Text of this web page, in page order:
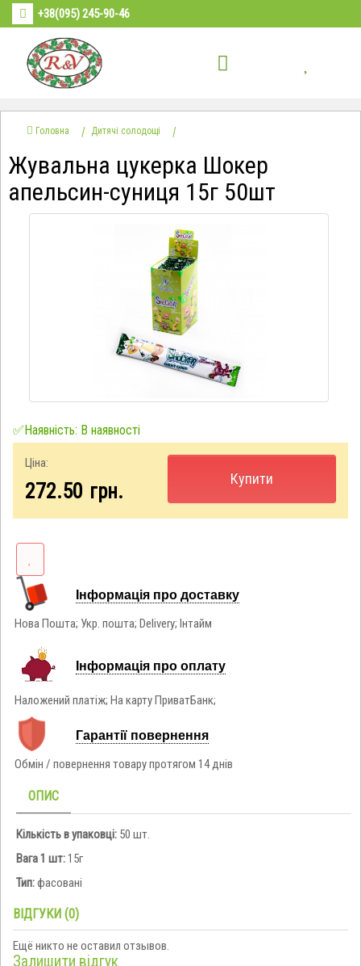
+38(095) 245-90-46
Головна Дитячі солодощі
Жувальна цукерка Шокер
апельсин-суниця 15г 50шт
✅Наявність: В наявності
Ціна:
272.50 грн.
Купити
Інформація про доставку
Нова Пошта; Укр. пошта; Delivery; Інтайм
Інформація про оплату
Наложений платіж; На карту ПриватБанк;
Гарантії повернення
Обмін / повернення товару протягом 14 днів
ОПИС
Кількість в упаковці: 50 шт.
Вага 1 шт:15г
Тип:фасовані
ВІДГУКИ (0)
Ещё никто не оставил отзывов.
Залишити відгук